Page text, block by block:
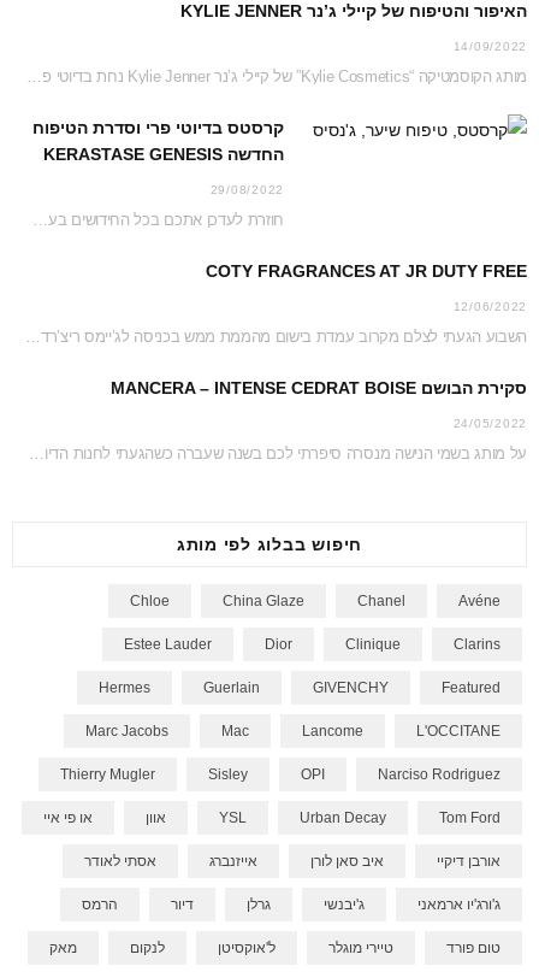
האיפור והטיפוח של קיילי ג’נר KYLIE JENNER
14/09/2022
מותג הקוסמטיקה “Kylie Cosmetics” של קיילי ג’נר Kylie Jenner נחת בדיוטי פרי ג’יימס ריצ’רדסון וזכה…
קרסטס בדיוטי פרי וסדרת הטיפוח
החדשה KERASTASE GENESIS
29/08/2022
חוזרת לעדכן אתכם בכל החידושים בעמדת קרסטס בג’יימס ריצ’רדסון דיוטי פרי נכון לקיץ 2022 והפעם…
COTY FRAGRANCES AT JR DUTY FREE
12/06/2022
השבוע הגעתי לצלם מקרוב עמדת בישום מהממת ממש בכניסה לג’יימס ריצ’רדסון דיוטי פרי. כל העמדה…
סקירת הבושם MANCERA – INTENSE CEDRAT BOISE
24/05/2022
על מותג בשמי הנישה מנסרה סיפרתי לכם בשנה שעברה כשהגעתי לחנות הדיוטי פרי כדי לצלם…
חיפוש בבלוג לפי מותג
Avéne
Chanel
China Glaze
Chloe
Clarins
Clinique
Dior
Estee Lauder
Featured
GIVENCHY
Guerlain
Hermes
L'OCCITANE
Lancome
Mac
Marc Jacobs
Narciso Rodriguez
OPI
Sisley
Thierry Mugler
Tom Ford
Urban Decay
YSL אוון או פי איי
אורבן דיקיי איב סאן לורן אייזנברג אסתי לאודר
ג'ורג'יו ארמאני ג'יבנשי גרלן דיור הרמס
טום פורד טיירי מוגלר ל'אוקסיטן לנקום מאק